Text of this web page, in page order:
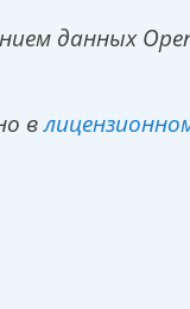
данных
в